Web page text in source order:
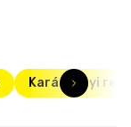
Karácsonyi